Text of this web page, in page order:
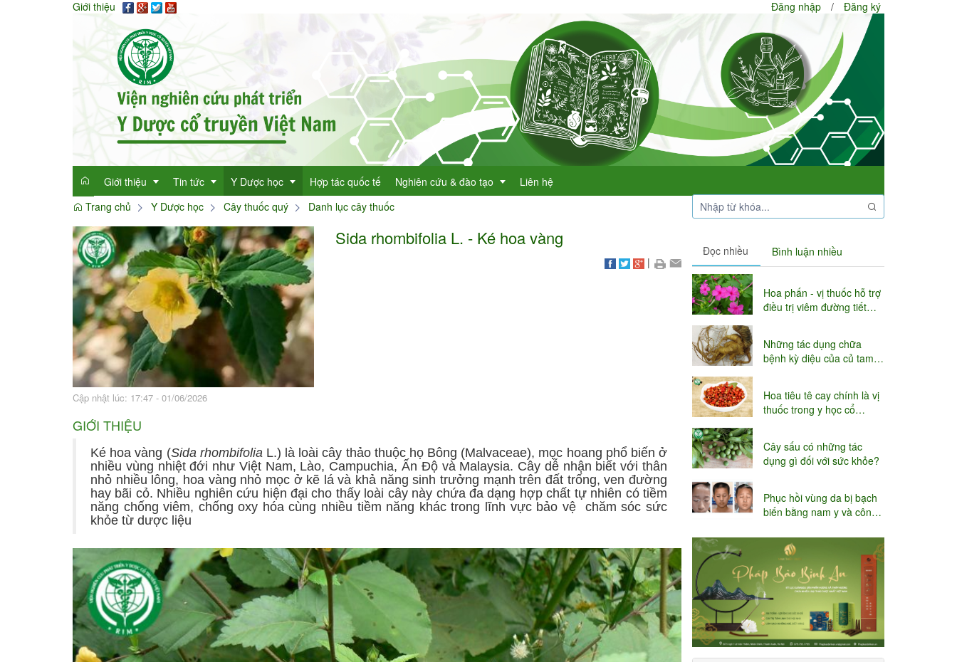
Giới thiệu Đăng nhập / Đăng ký
Giới thiệu
Giới thiệu
Mục đích
Chức năng nhiệm vụ
Tin tức
Tin tức tổng hợp
Tin tức trong ngành
Y Dược học
Thông tin y học
Cây thuốc quý Danh lục cây thuốc
Danh lục cây thuốc Việt Nam
Làm đẹp với thảo dược
Bài thuốc hay
Sức khỏe ngàn vàng
Hợp tác quốc tế Nghiên cứu & đào tạo
Dự án KHCN
Liên hệ
Trang chủ
Y Dược học Cây thuốc quý Danh lục cây thuốc
Cập nhật lúc: 17:47 - 01/06/2026
Sida rhombifolia L. - Ké hoa vàng
|
GIỚI THIỆU
Ké hoa vàng (Sida rhombifoliaL.) là loài cây thảo thuộc họ Bông (Malvaceae), mọc hoang phổ biến ở
nhiều vùng nhiệt đới như Việt Nam, Lào, Campuchia, Ấn Độ và Malaysia. Cây dễ nhận biết với thân
nhỏ nhiều lông, hoa vàng nhỏ mọc ở kẽ lá và khả năng sinh trưởng mạnh trên đất trống, ven đường
hay bãi cỏ. Nhiều nghiên cứu hiện đại cho thấy loài cây này chứa đa dạng hợp chất tự nhiên có tiềm
năng chống viêm, chống oxy hóa cùng nhiều tiềm năng khác trong lĩnh vực bảo vệ chăm sóc sức
khỏe từ dược liệu
Đọc nhiều Bình luận nhiều
Hoa phấn - vị thuốc hỗ trợ
điều trị viêm đường tiết
Những tác dụng chữa
bệnh kỳ diệu của củ tam
Hoa tiêu tê cay chính là vị
thuốc trong y học cổ
Cây sấu có những tác
dụng gì đối với sức khỏe?
Phục hồi vùng da bị bạch
biến bằng nam y và công